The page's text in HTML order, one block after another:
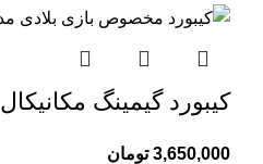
کیبورد گیمینگ مکانیکال Bloody S510R
3,650,000 تومان